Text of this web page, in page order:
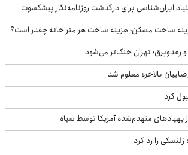
ایران‌شناسی برای درگذشت روزنامه‌نگار پیشکسوت
و رعدوبرق؛ تهران خنک‌تر می‌شود
بالاخره معلوم شد
کرد
پهپادهای منهدم‌شده آمریکا توسط سپاه
را رد کرد